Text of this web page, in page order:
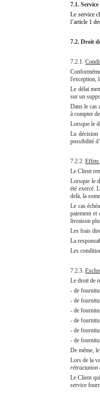
7.1.
Le service
l’article 1
7.2. Droit
7.2.1.
l'exception,
Le délai
sur un
Dans le cas
à compter
Lorsque le
La décision
possibilité
7.2.2.
Le Client
Lorsque le
été exercé.
delà, la
Le cas
paiement
livraison
Les frais
La
Les
7.2.3.
Le droit de
- de
- de
- de
- de
- de
- de
De même,
Lors de la
rétractation
Le Client
service